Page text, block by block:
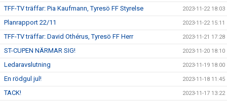
TFF-TV träffar: Pia Kaufmann, Tyresö FF Styrelse 2023-11-22 18:03
Planrapport 22/11 2023-11-22 15:11
TFF-TV träffar: David Othérus, Tyresö FF Herr 2023-11-21 17:28
ST-CUPEN NÄRMAR SIG! 2023-11-20 18:10
Ledaravslutning 2023-11-19 18:00
En rödgul jul! 2023-11-18 11:45
TACK! 2023-11-17 13:22